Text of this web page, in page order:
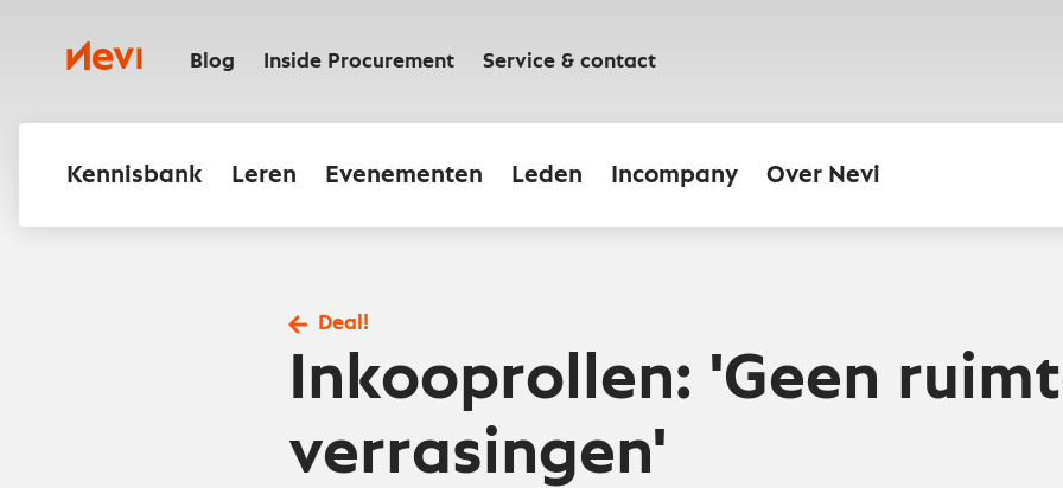
inhoudNevi Blog Inside Procurement Service & contact
Kennisbank Leren Evenementen Leden Incompany Over Nevi
Deal!
Inkooprollen: 'Geen
verrasingen'